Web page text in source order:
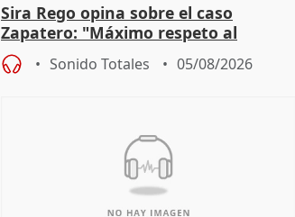
Sira Rego opina sobre el caso
Zapatero: "Máximo respeto al
proceso judicial"
Sonido Totales 05/08/2026